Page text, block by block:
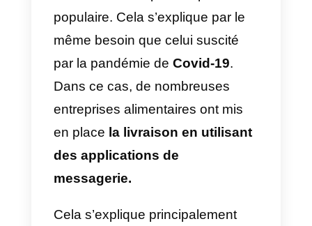
WhatsApp. Les messages se
synchronisent de manière
transparente sur tous vos
appareils et les fonctionnalités
supplémentaires offrent une
grande sécurité sur vos
conversations et la modération
des groupes et des